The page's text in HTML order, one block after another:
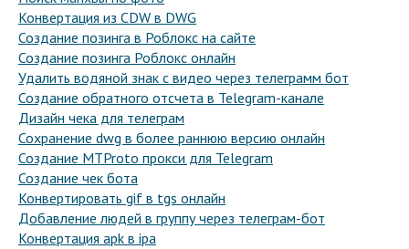
Конвертация из CDW в DWG
Создание позинга в Роблокс на сайте
Создание позинга Роблокс онлайн
Удалить водяной знак с видео через телеграмм бот
Создание обратного отсчета в Telegram-канале
Дизайн чека для телеграм
Сохранение dwg в более раннюю версию онлайн
Создание MTProto прокси для Telegram
Создание чек бота
Конвертировать gif в tgs онлайн
Добавление людей в группу через телеграм-бот
Конвертация apk в ipa